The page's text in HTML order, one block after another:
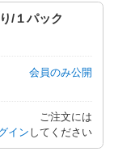
/１パック
会員のみ公開
ご注文には
イン してください